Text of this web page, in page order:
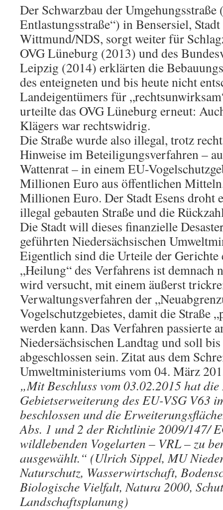
Der Schwarzbau der Umgehungsstraße
Entlastungsstraße“) in Bensersiel,
Wittmund/NDS, sorgt weiter für
OVG Lüneburg (2013) und des
Leipzig (2014) erklärten die
des enteigneten und bis heute nicht
Landeigentümers für
urteilte das OVG Lüneburg erneut:
Klägers war rechtswidrig.
Die Straße wurde also illegal, trotz
Hinweise im Beteiligungsverfahren –
Wattenrat – in einem EU-
Millionen Euro aus öffentlichen
Millionen Euro. Der Stadt Esens droht
illegal gebauten Straße und die
Die Stadt will dieses finanzielle
geführten Niedersächsischen
Eigentlich sind die Urteile der Gerichte
„Heilung“ des Verfahrens ist demnach
wird versucht, mit einem äußerst
Verwaltungsverfahren der
Vogelschutzgebietes, damit die Straße
werden kann. Das Verfahren passierte
Niedersächsischen Landtag und soll
abgeschlossen sein. Zitat aus dem
Umweltministeriums vom 04. März
„Mit Beschluss vom 03.02.2015 hat
Gebietserweiterung des EU-VSG V63
beschlossen und die
Abs. 1 und 2 der Richtlinie 2009/147/
wildlebenden Vogelarten – VRL – zu
ausgewählt.“ (Ulrich Sippel, MU
Naturschutz, Wasserwirtschaft,
Biologische Vielfalt, Natura 2000,
Landschaftsplanung)